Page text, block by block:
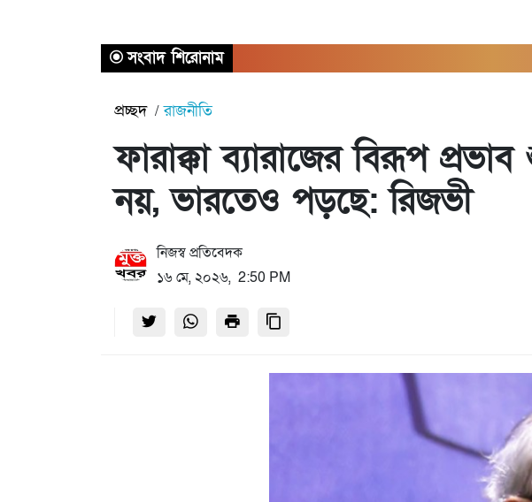
সংবাদ শিরোনাম
প্রচ্ছদ রাজনীতি
ফারাক্কা ব্যারাজের বিরূপ
নয়, ভারতেও পড়ছে: রিজভী
নিজস্ব প্রতিবেদক
১৬ মে, ২০২৬, 2:50 PM